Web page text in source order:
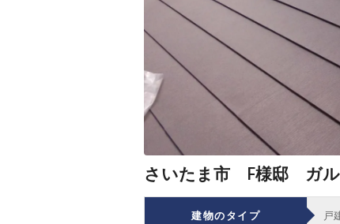
さいたま市 F様邸 ガ
建物のタイプ 戸